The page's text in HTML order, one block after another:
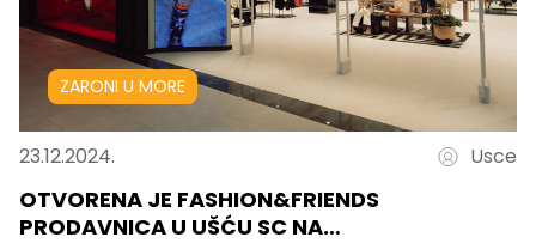
ZARONI U MORE
23.12.2024. Usce
OTVORENA JE FASHION&FRIENDS
PRODAVNICA U UŠĆU SC NA…